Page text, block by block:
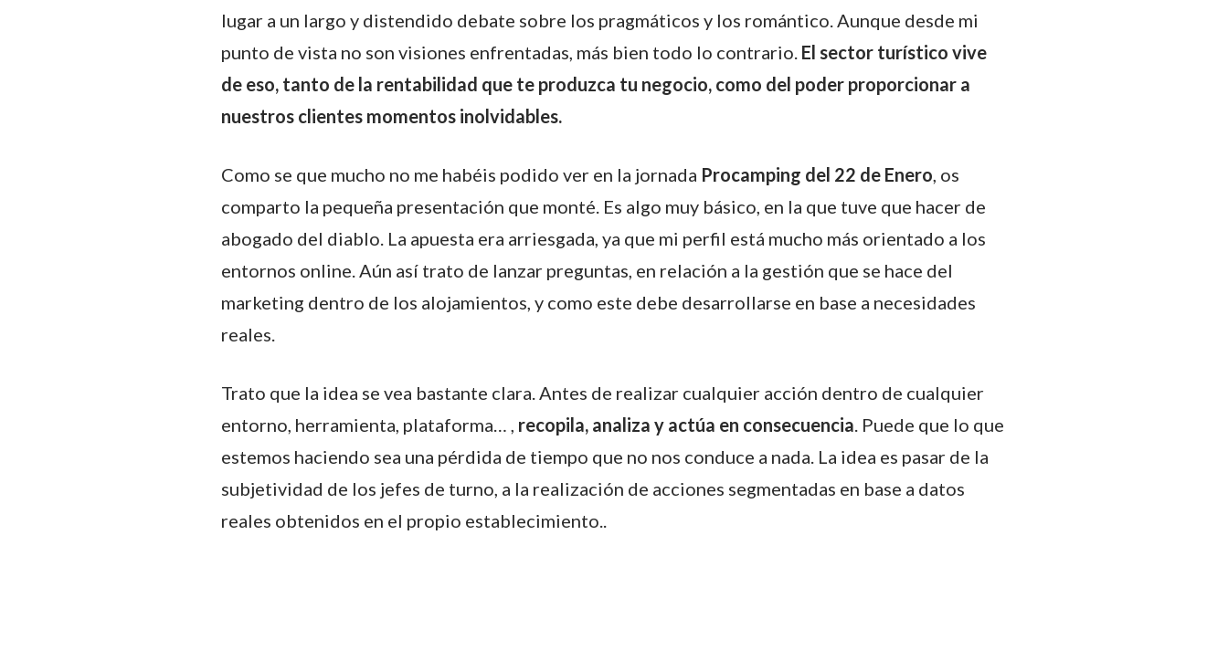
lugar a un largo y distendido debate sobre los pragmáticos y los romántico. Aunque desde mi
punto de vista no son visiones enfrentadas, más bien todo lo contrario. El sector turístico vive
de eso, tanto de la rentabilidad que te produzca tu negocio, como del poder proporcionar a
nuestros clientes momentos inolvidables.
Como se que mucho no me habéis podido ver en la jornada Procamping del 22 de Enero , os
comparto la pequeña presentación que monté. Es algo muy básico, en la que tuve que hacer de
abogado del diablo. La apuesta era arriesgada, ya que mi perfil está mucho más orientado a los
entornos online. Aún así trato de lanzar preguntas, en relación a la gestión que se hace del
marketing dentro de los alojamientos, y como este debe desarrollarse en base a necesidades
reales.
Trato que la idea se vea bastante clara. Antes de realizar cualquier acción dentro de cualquier
entorno, herramienta, plataforma… , recopila, analiza y actúa en consecuencia . Puede que lo que
estemos haciendo sea una pérdida de tiempo que no nos conduce a nada. La idea es pasar de la
subjetividad de los jefes de turno, a la realización de acciones segmentadas en base a datos
reales obtenidos en el propio establecimiento..